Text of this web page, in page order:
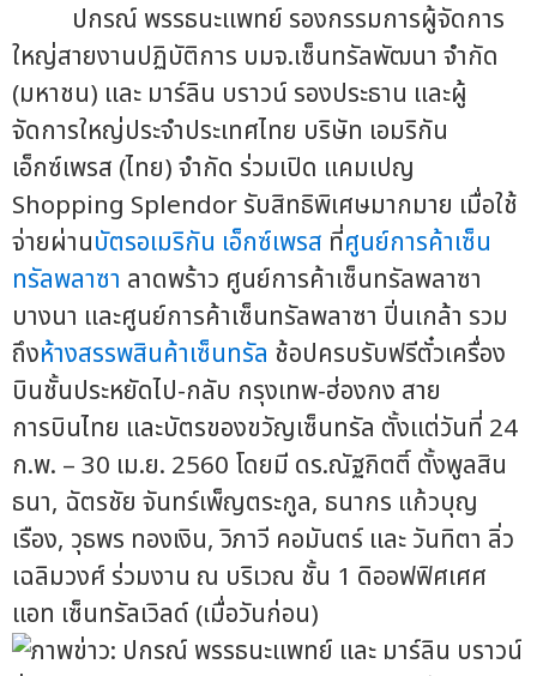
ปกรณ์ พรรธนะแพทย์ รองกรรมการผู้จัดการ
ใหญ่สายงานปฏิบัติการ บมจ.เซ็นทรัลพัฒนา จำกัด
(มหาชน) และ มาร์ลิน บราวน์ รองประธาน และผู้
จัดการใหญ่ประจำประเทศไทย บริษัท เอมริกัน
เอ็กซ์เพรส (ไทย) จำกัด ร่วมเปิด แคมเปญ
Shopping Splendor รับสิทธิพิเศษมากมาย เมื่อใช้
จ่ายผ่านบัตรอเมริกัน เอ็กซ์เพรส ที่ศูนย์การค้าเซ็น
ทรัลพลาซา ลาดพร้าว ศูนย์การค้าเซ็นทรัลพลาซา
บางนา และศูนย์การค้าเซ็นทรัลพลาซา ปิ่นเกล้า รวม
ถึงห้างสรรพสินค้าเซ็นทรัล ช้อปครบรับฟรีตั๋วเครื่อง
บินชั้นประหยัดไป-กลับ กรุงเทพ-ฮ่องกง สาย
การบินไทย และบัตรของขวัญเซ็นทรัล ตั้งแต่วันที่ 24
ก.พ. – 30 เม.ย. 2560 โดยมี ดร.ณัฐกิตติ์ ตั้งพูลสิน
ธนา, ฉัตรชัย จันทร์เพ็ญตระกูล, ธนากร แก้วบุญ
เรือง, วุธพร ทองเงิน, วิภาวี คอมันตร์ และ วันทิตา ลิ่ว
เฉลิมวงศ์ ร่วมงาน ณ บริเวณ ชั้น 1 ดิออฟฟิศเศศ
แอท เซ็นทรัลเวิลด์ (เมื่อวันก่อน)